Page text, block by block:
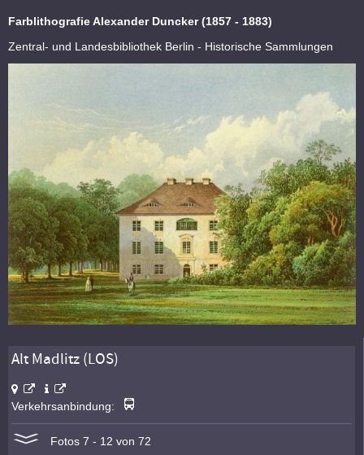
Farblithografie Alexander Duncker (1857 - 1883)
Zentral- und Landesbibliothek Berlin - Historische Sammlungen
Alt Madlitz (LOS)
Verkehrsanbindung:
Fotos 7 - 12 von 72